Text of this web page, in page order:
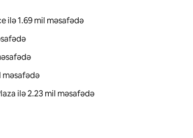
ilə 1.69 mil məsafədə
məsafədə
ilə 2.23 mil məsafədə